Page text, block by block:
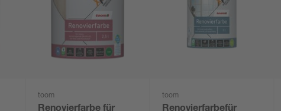
toom toom